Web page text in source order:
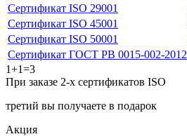
Сертификат ISO 29001
Сертификат ISO 45001
Сертификат ISO 50001
Сертификат ГОСТ РВ 0015-002-2012
1+1=3
При заказе 2-х сертификатов ISO
третий вы получаете в подарок
Акция